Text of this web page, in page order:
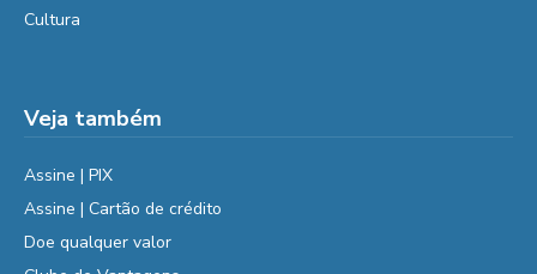
Cultura
Veja também
Assine | PIX
Assine | Cartão de crédito
Doe qualquer valor